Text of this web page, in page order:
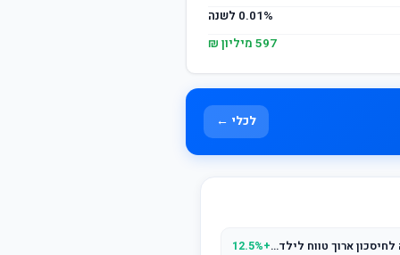
0.01% לשנה
597 מיליון ₪
לכלי ←
אנליסט מסלולית - קופת גמל להשקעה לחיסכון ארוך טווח לילד - מסלול לחוסכים המעדיפים סיכון בינוני+12.5%